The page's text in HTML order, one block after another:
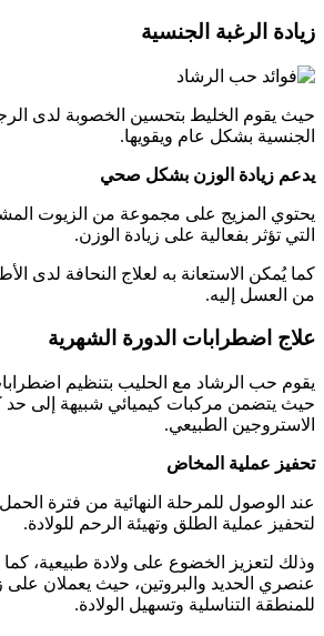
زيادة الرغبة الجنسية
حيث يقوم الخليط بتحسين الخصوبة لدى
الجنسية بشكل عام ويقويها.
يدعم زيادة الوزن بشكل صحي
يحتوي المزيج على مجموعة من الزيوت
التي تؤثر بفعالية على زيادة الوزن.
كما يُمكن الاستعانة به لعلاج النحافة لدى
من العسل إليه.
علاج اضطرابات الدورة الشهرية
يقوم حب الرشاد مع الحليب بتنظيم
حيث يتضمن مركبات كيميائي شبيهة إلى حد
الاستروجين الطبيعي.
تحفيز عملية المخاض
عند الوصول للمرحلة النهائية من فترة
لتحفيز عملية الطلق وتهيئة الرحم للولادة.
وذلك لتعزيز الخضوع على ولادة طبيعية،
عنصري الحديد والبروتين، حيث يعملان على
للمنطقة التناسلية وتسهيل الولادة.